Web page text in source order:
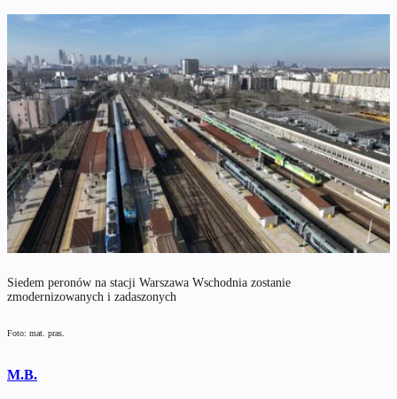
Siedem peronów na stacji Warszawa Wschodnia zostanie
zmodernizowanych i zadaszonych
Foto: mat. pras.
M.B.